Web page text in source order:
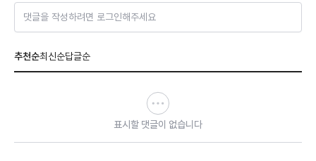
댓글을 작성하려면 로그인해주세요
추천순최신순답글순
표시할 댓글이 없습니다